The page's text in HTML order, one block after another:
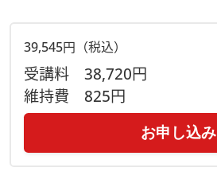
39,545円（税込）
受講料 38,720円
維持費 825円
お申し込み